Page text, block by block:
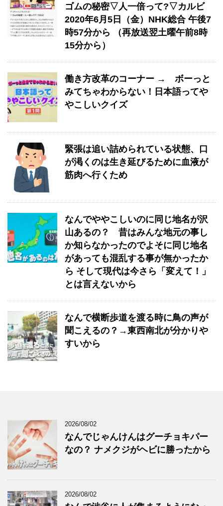
ゴムの秘密▽人一倍って?▽カルビ
2020年6月5日（金）NHK総合 午後7
時57分から （再放送翌土曜午前8時
15分から）
働き方改革のコーナー → ボーっと
みてちゃわからない！日本語ってや
やこしいクイズ
緊張は追い詰められている状態、口
が渇くのは生き延びるために血液が
筋肉へ行くため
なんでややこしいのに同じ地名が沢
山あるの？ 昔はみんな地元の事し
か知らなかったのでよそに同じ地名
があっても混乱する事が無かったか
ら そして現代は今さら「変えて！」
とは言えないから
なんで横断歩道を渡る時に鳥の声が
聞こえるの？→東西南北が分かりや
すいから
2026/08/02
なんでじゃんけんはグーチョキパー
なの？ ナメクジがヘビに勝ったから
2026/08/02